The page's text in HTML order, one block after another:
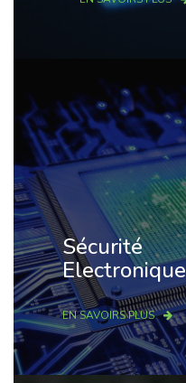
Sécurité
Electronique
EN SAVOIRS PLUS